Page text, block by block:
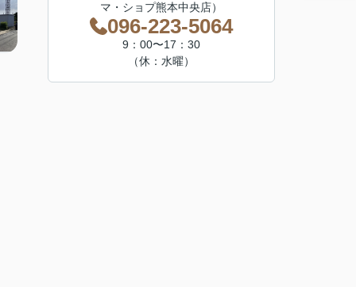
マ・ショプ熊本中央店）
096-223-5064
9：00〜17：30
（休：水曜）